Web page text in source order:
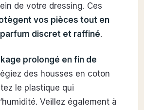
de votre dressing. Ces
vos pièces tout en
discret et raffiné.
prolongé en fin de
des housses en coton
le plastique qui
Veillez également à